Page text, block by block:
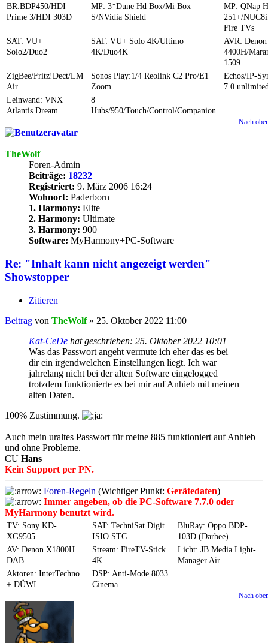
BR:BDP450/HDI
Prime 3/HDI 303D
MP: 3*Dune Hd Box/Mi Box
S/NVidia Shield
MP: QNap
251+/
Fire TVs
SAT: VU+
Solo2/Duo2
SAT: VU+ Solo 4K/Ultimo
4K/Duo4K
AVR: Denon
4400H/
1509
ZigBee/Fritz!Dect/LM
Air
Sonos Play:1/4 Reolink C2 Pro/E1
Zoom
Echos/IP-
7.0
Leinwand: VNX
Atlantis Dream
8
Hubs/950/Touch/Control/Companion
Nach
TheWolf
Foren-Admin
Beiträge: 18232
Registriert: 9. März 2006 16:24
Wohnort: Paderborn
1. Harmony: Elite
2. Harmony: Ultimate
3. Harmony: 900
Software: MyHarmony+PC-Software
Re: "Inhalt kann nicht angezeigt werden"
Showstopper
Zitieren
Beitrag von TheWolf» 25. Oktober 2022 11:00
Kat-CeDe hat geschrieben: 25. Oktober 2022 10:01
Was das Passwort angeht vermute ich eher das es bei
dir ein irgendwelchen Einstellungen liegt. Ich war
jahrelang nicht bei der alten Software eingelogged
trotzdem funktionierte es bei mir auf Anhieb mit meinen
alten Daten.
100% Zustimmung.
Auch mein uraltes Passwort für meine 885 funktioniert auf Anhieb
und ohne Probleme.
CU Hans
Kein Support per PN.
Foren-Regeln (Wichtiger Punkt: Gerätedaten)
Immer angeben, ob die PC-Software 7.7.0 oder
MyHarmony benutzt wird.
TV: Sony KD-
XG9505
SAT: TechniSat Digit
ISIO STC
BluRay: Oppo BDP-
103D (Darbee)
AV: Denon X1800H
DAB
Stream: FireTV-Stick
4K
Licht: JB Media Light-
Manager Air
Aktoren: InterTechno
+ DÜWI
DSP: Anti-Mode 8033
Cinema
Nach